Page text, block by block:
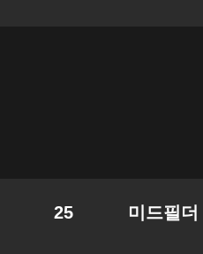
25 미드필더